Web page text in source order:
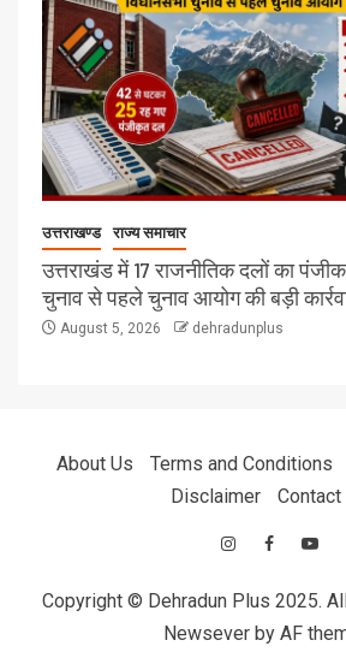
उत्तराखण्ड राज्य समाचार
उत्तराखंड में 17 राजनीतिक दलों का
चुनाव से पहले चुनाव आयोग की बड़ी
August 5, 2026 dehradunplus
About Us Terms and Conditions
Disclaimer
Contact
Copyright © Dehradun Plus 2025.
Newsever by AF